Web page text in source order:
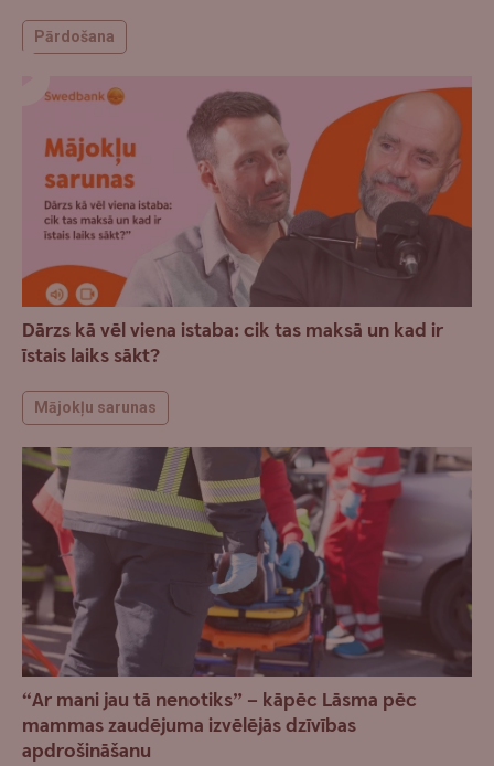
Pārdošana
Dārzs kā vēl viena istaba: cik tas maksā un kad ir
īstais laiks sākt?
Mājokļu sarunas
“Ar mani jau tā nenotiks” – kāpēc Lāsma pēc
mammas zaudējuma izvēlējās dzīvības
apdrošināšanu